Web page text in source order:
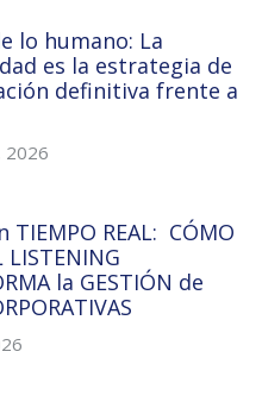
lo humano: La
es la estrategia de
definitiva frente a
2026
TIEMPO REAL: CÓMO
LISTENING
la GESTIÓN de